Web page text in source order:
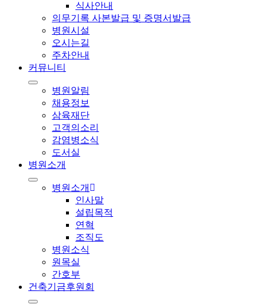
식사안내
의무기록 사본발급 및 증명서발급
병원시설
오시는길
주차안내
커뮤니티
병원알림
채용정보
삼육재단
고객의소리
감염병소식
도서실
병원소개
병원소개
인사말
설립목적
연혁
조직도
병원소식
원목실
간호부
건축기금후원회